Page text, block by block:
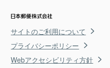
サイトのご利用について
プライバシーポリシー
Webアクセシビリティ方針